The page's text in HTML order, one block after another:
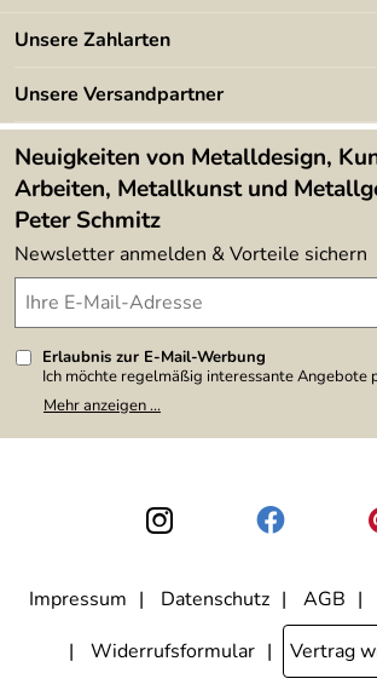
Kundeninformationen
Newsletter
Lieferbedingungen
Angebote
Kundenbewertungen (394)
4,9/5
Unsere Zahlarten
Unsere Versandpartner
Neuigkeiten von Metalldesign,
Arbeiten, Metallkunst und
Peter Schmitz
Newsletter anmelden & Vorteile sichern
Erlaubnis zur E-Mail-Werbung
Ich möchte regelmäßig interessante Angebote
Meine E-Mail-Adresse wird nicht an andere
weitergegeben. Zu statistischen Zwecken wird
den Link "Abmelden" am Ende des Newsletters
Datenschutzerklärung
habe ich zur Kenntnis
Mehr anzeigen ...
Impressum Datenschutz AGB
Widerrufsformular
Vertrag